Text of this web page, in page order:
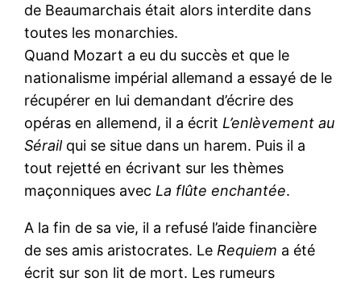
de Beaumarchais était alors interdite dans
toutes les monarchies.
Quand Mozart a eu du succès et que le
nationalisme impérial allemand a essayé de le
récupérer en lui demandant d’écrire des
opéras en allemend, il a écrit L’enlèvement au
Sérailqui se situe dans un harem. Puis il a
tout rejetté en écrivant sur les thèmes
maçonniques avec La flûte enchantée.
A la fin de sa vie, il a refusé l’aide financière
de ses amis aristocrates. Le Requiem a été
écrit sur son lit de mort. Les rumeurs